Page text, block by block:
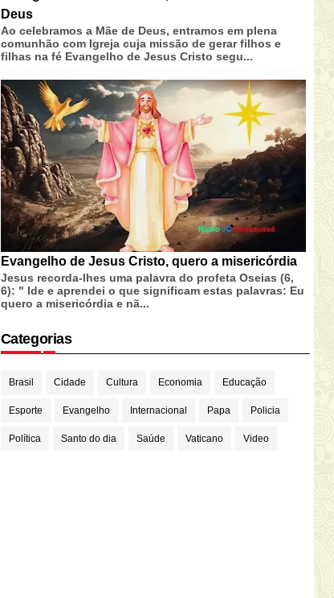
Deus
Ao celebramos a Mãe de Deus, entramos em plena
comunhão com Igreja cuja missão de gerar filhos e
filhas na fé Evangelho de Jesus Cristo segu...
Evangelho de Jesus Cristo, quero a misericórdia
Jesus recorda-lhes uma palavra do profeta Oseias (6,
6): " Ide e aprendei o que significam estas palavras: Eu
quero a misericórdia e nã...
Categorias
Brasil Cidade Cultura Economia Educação
Esporte Evangelho Internacional Papa Policia
Política Santo do dia Saúde Vaticano Video